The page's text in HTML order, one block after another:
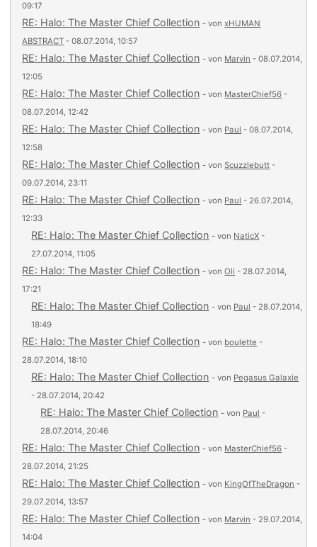
09:17
RE: Halo: The Master Chief Collection - vonxHUMAN
ABSTRACT - 08.07.2014, 10:57
RE: Halo: The Master Chief Collection - von Marvin - 08.07.2014,
12:05
RE: Halo: The Master Chief Collection - von MasterChief56 -
08.07.2014, 12:42
RE: Halo: The Master Chief Collection - von Paul - 08.07.2014,
12:58
RE: Halo: The Master Chief Collection - vonScuzzlebutt -
09.07.2014, 23:11
RE: Halo: The Master Chief Collection - von Paul - 26.07.2014,
12:33
RE: Halo: The Master Chief Collection - von NaticX -
27.07.2014, 11:05
RE: Halo: The Master Chief Collection - vonOli - 28.07.2014,
17:21
RE: Halo: The Master Chief Collection - von Paul - 28.07.2014,
18:49
RE: Halo: The Master Chief Collection - von boulette -
28.07.2014, 18:10
RE: Halo: The Master Chief Collection - von Pegasus Galaxie
- 28.07.2014, 20:42
RE: Halo: The Master Chief Collection - von Paul -
28.07.2014, 20:46
RE: Halo: The Master Chief Collection - von MasterChief56 -
28.07.2014, 21:25
RE: Halo: The Master Chief Collection - von KingOfTheDragon -
29.07.2014, 13:57
RE: Halo: The Master Chief Collection - von Marvin - 29.07.2014,
14:04